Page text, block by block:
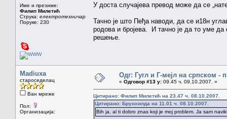
Име и презиме:
Филип Милетић
Струка: електротехничар
Поруке: 230
У доста случајева превод може да се
Тачно је што Пеђа наводи, да се и18н
родова и бројева. И тачно је да то уме
решење.
Madiuxa
староседелац
Ван мреже
Пол:
Организација:
Одг: Гугл и Г-мејл на српском -
« Одговор #13 у: 09.45 ч. 09.10.2007. »
Цитирано: Филип Милетић на 23.47 ч. 08.10.2007.
Цитирано: Брунхилда на 11.01 ч. 08.10.2007.
Bih ja, al ti dobro znas koji je moj problem. Ja sam